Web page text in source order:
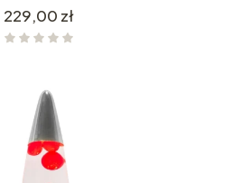
Cena
229,00 zł